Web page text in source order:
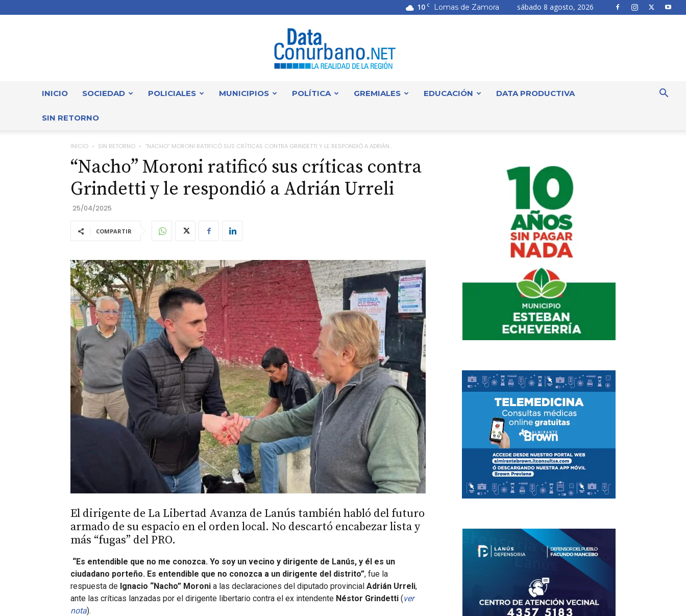
10 C Lomas de Zamora sábado 8 agosto, 2026
INICIO SOCIEDAD POLICIALES MUNICIPIOS POLÍTICA GREMIALES EDUCACIÓN DATA PRODUCTIVA
SIN RETORNO
INICIO SIN RETORNO “NACHO” MORONI RATIFICÓ SUS CRÍTICAS CONTRA GRINDETTI Y LE RESPONDIÓ A ADRIÁN...
“Nacho” Moroni ratificó sus críticas contra
Grindetti y le respondió a Adrián Urreli
25/04/2025
COMPARTIR
El dirigente de La Libertad Avanza de Lanús también habló del futuro
armado de su espacio en el orden local. No descartó encabezar lista y
más “fugas” del PRO.
“Es entendible que no me conozca. Yo soy un vecino y dirigente de Lanús, y él es un
ciudadano porteño. Es entendible que no conozca a un dirigente del distrito”, fue la
respuesta de Ignacio “Nacho” Moroni a las declaraciones del diputado provincial Adrián Urreli,
ante las críticas lanzadas por el dirigente libertario contra el ex intendente Néstor Grindetti (ver
nota).